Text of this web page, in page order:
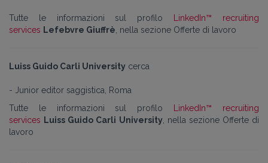
Tutte le informazioni sul profilo
LinkedIn™ recruiting
services Lefebvre Giuffrè , nella sezione Offerte di lavoro
Luiss Guido Carli University cerca
- Junior editor saggistica, Roma
Tutte le informazioni sul profilo
LinkedIn™ recruiting
services Luiss Guido Carli University, nella sezione Offerte di
lavoro